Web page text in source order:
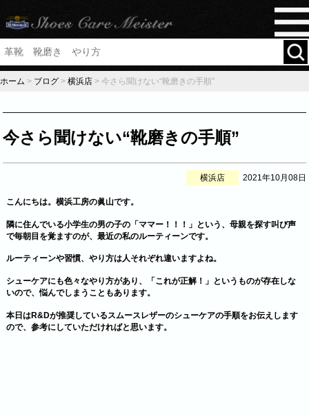
ホーム > ブログ > 横浜店 > 今さら聞けない“靴磨きの手順”
今さら聞けない“靴磨きの手順”
横浜店 2021年10月08日
こんにちは。横浜工房の眞山です。
隣に住んでいる小学生の男の子の「ママー！！！」という、母親を探す叫び声
で毎朝目を覚ますのが、最近の私のルーティーンです。
ルーティーンや習慣、やり方は人それぞれ違いますよね。
シューケアにも色々なやり方があり、「これが正解！」というものが存在しな
いので、悩んでしまうこともあります。
本日はR&Dが推奨しているスムースレザーのシューケアの手順をお伝えします
ので、参考にしていただければと思います。